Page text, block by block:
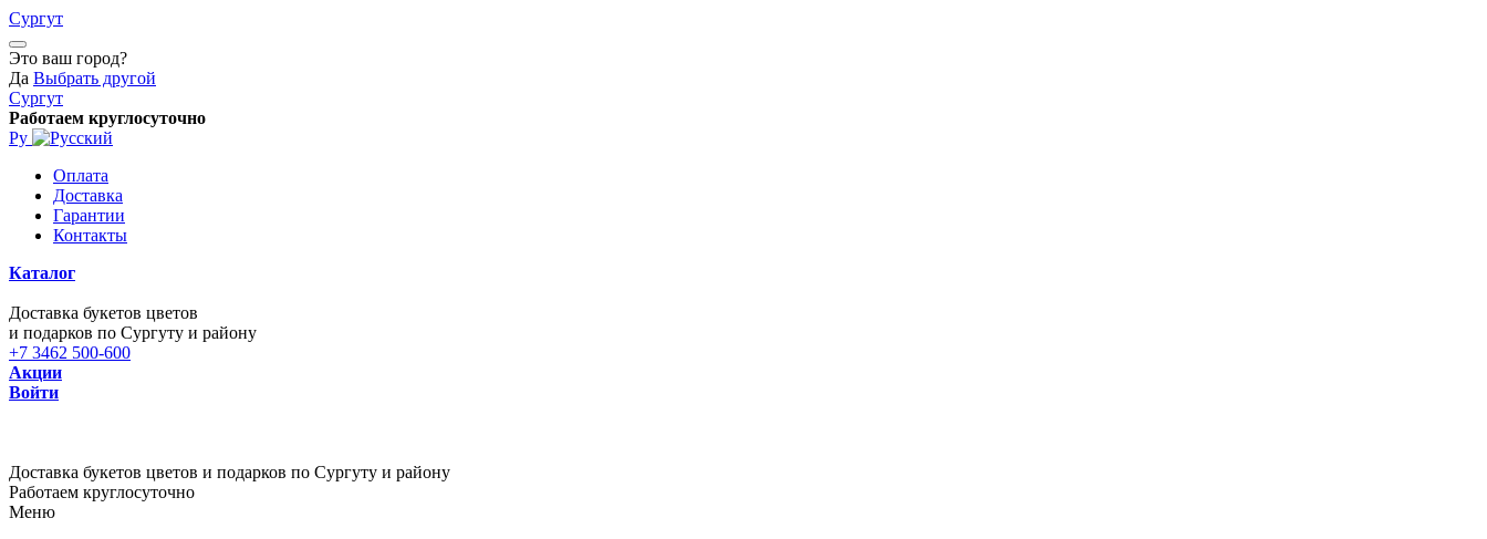
Сургут
Это ваш город?
Да Выбрать другой
Сургут
Работаем круглосуточно
Ру
Оплата
Доставка
Гарантии
Контакты
Каталог
Доставка букетов цветов
и подарков по Сургуту и району
+7 3462 500-600
Акции
Войти
Доставка букетов цветов и подарков по Сургуту и району
Работаем круглосуточно
Меню